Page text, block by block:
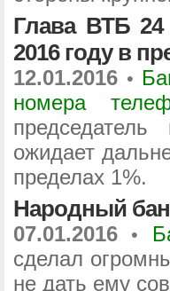
Глава ВТБ 24
2016 году в
12.01.2016 •
номера
ожидает
пределах 1%.
Народный
07.01.2016 •
сделал
не дать ему